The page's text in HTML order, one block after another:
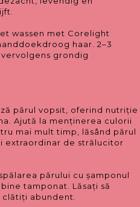
wassen met Corelight
haar. 2–3
grondig
părul vopsit, oferind nutriție
Ajută la menținerea culorii
mai mult timp, lăsând părul
extraordinar de strălucitor
părului cu șamponul
tamponat. Lăsați să
abundent.